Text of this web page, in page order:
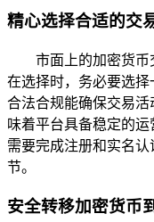
精心选择合适的交
市面上的加密货币
在选择时，务必要选择
合法合规能确保交易
味着平台具备稳定的
需要完成注册和实名
节。
安全转移加密货币